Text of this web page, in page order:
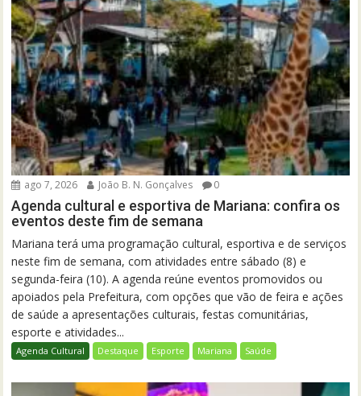
ago 7, 2026 João B. N. Gonçalves 0
Agenda cultural e esportiva de Mariana: confira os
eventos deste fim de semana
Mariana terá uma programação cultural, esportiva e de serviços
neste fim de semana, com atividades entre sábado (8) e
segunda-feira (10). A agenda reúne eventos promovidos ou
apoiados pela Prefeitura, com opções que vão de feira e ações
de saúde a apresentações culturais, festas comunitárias,
esporte e atividades...
Agenda Cultural Destaque Esporte Mariana Saúde